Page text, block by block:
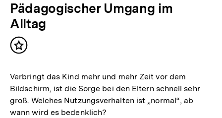
Pädagogischer Umgang im
Alltag
Inhalt
Verbringt das Kind mehr und mehr Zeit vor dem
Bildschirm, ist die Sorge bei den Eltern schnell sehr
groß. Welches Nutzungsverhalten ist „normal“, ab
wann wird es bedenklich?